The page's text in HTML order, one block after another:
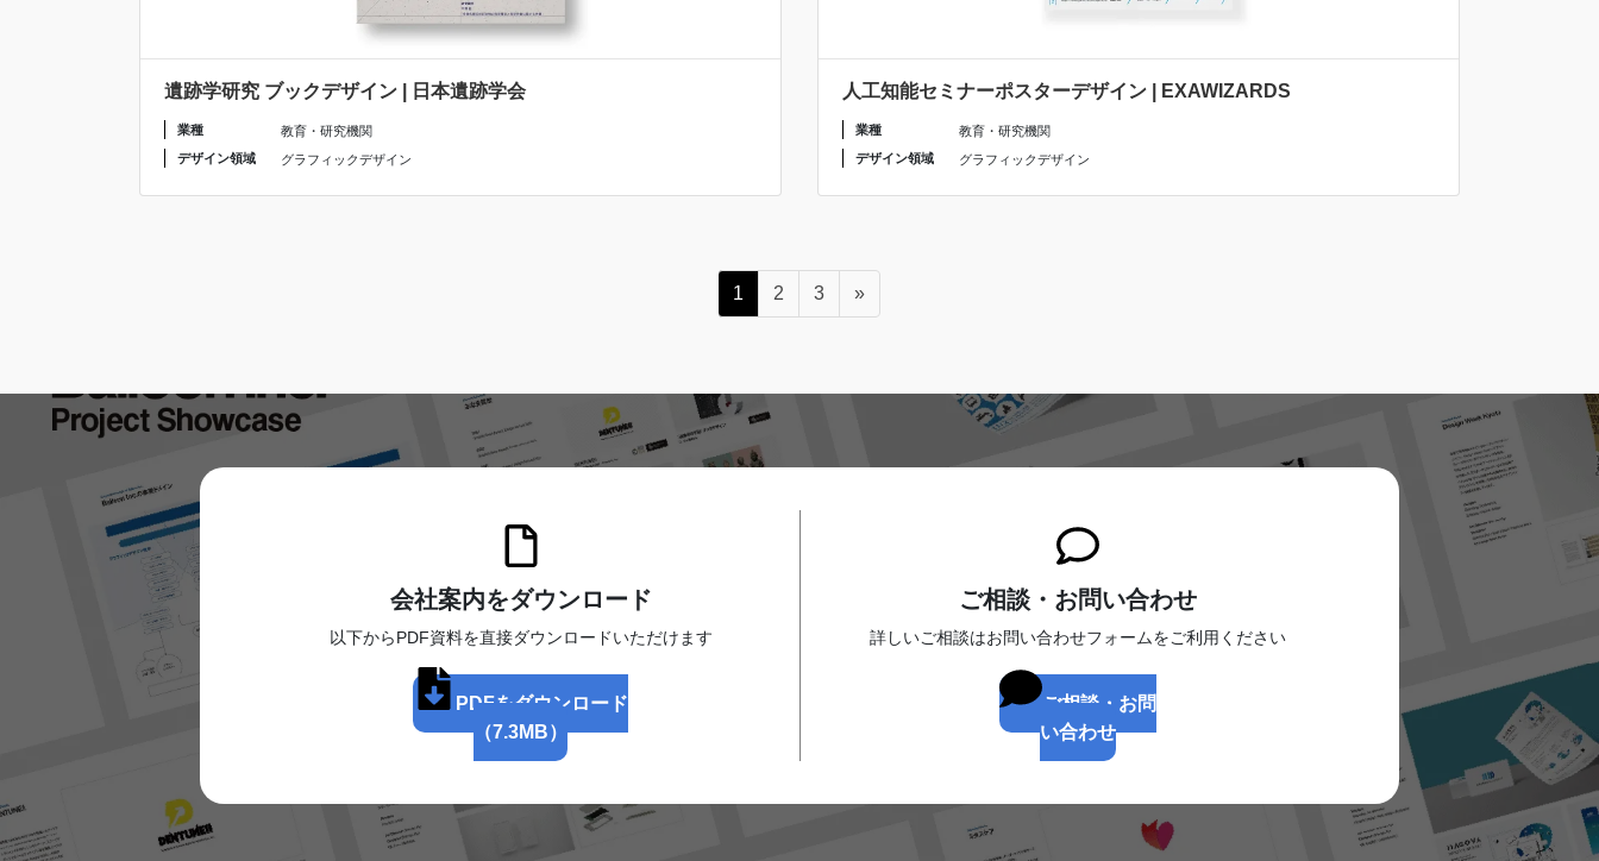
遺跡学研究 ブックデザイン | 日本遺跡学会
業種
教育・研究機関
デザイン領域
グラフィックデザイン
人工知能セミナーポスターデザイン | EXAWIZARDS
業種
教育・研究機関
デザイン領域
グラフィックデザイン
ペ
ジ
送
り
ペ
ー
1
ペ
ー
2
ペ
ー
3 »
会社案内をダウンロード
以下からPDF資料を直接ダウンロードいただけます
PDFをダウンロード
（7.3MB）
ご相談・お問い合わせ
詳しいご相談はお問い合わせフォームをご利用ください
ご相談・お問
い合わせ